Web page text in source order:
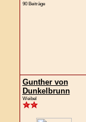
90 Beiträge
Gunther von
Dunkelbrunn
Weibel